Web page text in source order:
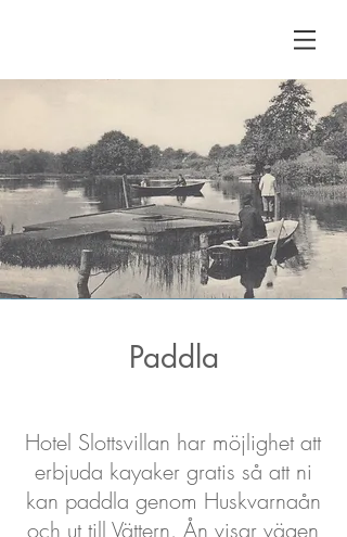
Paddla
Hotel Slottsvillan har möjlighet att
erbjuda kayaker gratis så att ni
kan paddla genom Huskvarnaån
och ut till Vättern. Ån visar vägen